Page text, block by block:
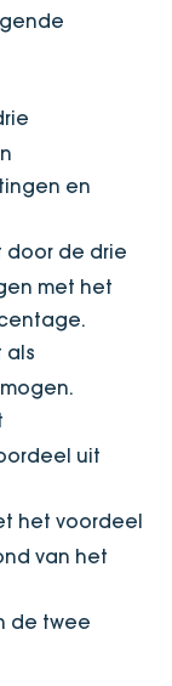
en
door de drie
met het
als
uit
het voordeel
van het
de twee